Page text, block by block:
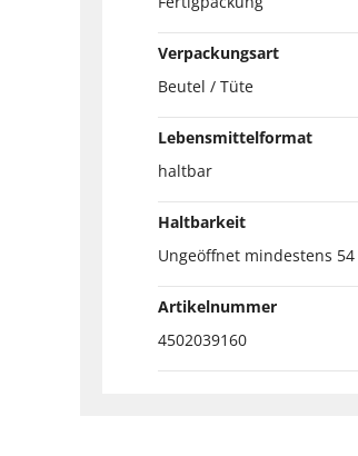
Verpackungsart
Beutel / Tüte
Lebensmittelformat
haltbar
Haltbarkeit
Ungeöffnet mindestens
Artikelnummer
4502039160